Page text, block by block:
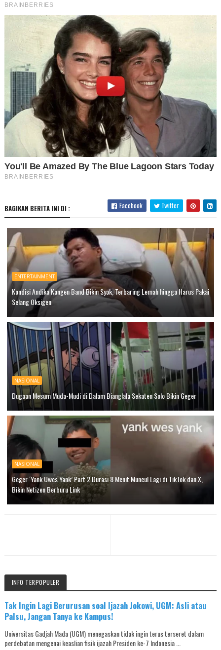
BAGIKAN BERITA INI DI : Facebook Twitter
ENTERTAINMENT
Kondisi Andika Kangen Band Bikin Syok, Terbaring Lemah hingga Harus Pakai
Selang Oksigen
NASIONAL
Dugaan Mesum Muda-Mudi di Dalam Bianglala Sekaten Solo Bikin Geger
NASIONAL
Geger ‘Yank Uwes Yank’ Part 2 Durasi 8 Menit Muncul Lagi di TikTok dan X,
Bikin Netizen Berburu Link
INFO TERPOPULER
Tak Ingin Lagi Berurusan soal Ijazah Jokowi, UGM: Asli atau
Palsu, Jangan Tanya ke Kampus!
Universitas Gadjah Mada (UGM) menegaskan tidak ingin terus terseret dalam
perdebatan mengenai keaslian fisik ijazah Presiden ke-7 Indonesia ...